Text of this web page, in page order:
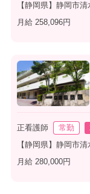
【静岡県】静岡市清
月給 258,096円
正看護師 常勤
【静岡県】静岡市清
月給 280,000円